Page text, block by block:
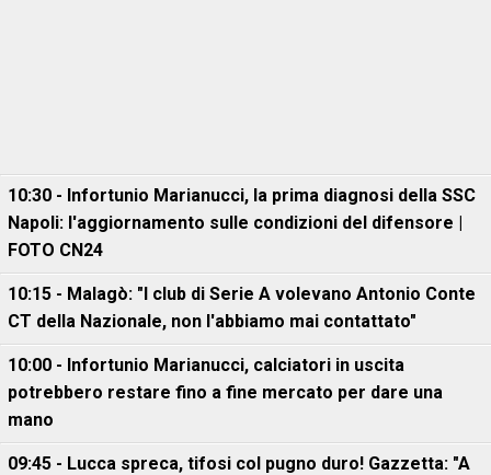
10:30 - Infortunio Marianucci, la prima diagnosi della SSC
Napoli: l'aggiornamento sulle condizioni del difensore |
FOTO CN24
10:15 - Malagò: "I club di Serie A volevano Antonio Conte
CT della Nazionale, non l'abbiamo mai contattato"
10:00 - Infortunio Marianucci, calciatori in uscita
potrebbero restare fino a fine mercato per dare una
mano
09:45 - Lucca spreca, tifosi col pugno duro! Gazzetta: "A